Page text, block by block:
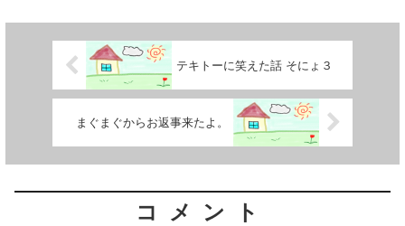
テキトーに笑えた話 そにょ３
まぐまぐからお返事来たよ。
コメント